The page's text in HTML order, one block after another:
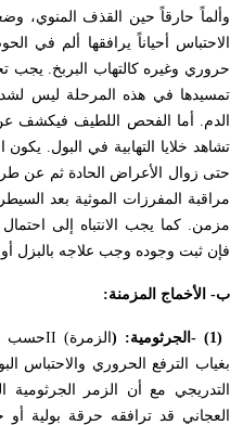
وألماً حارقاً حين القذف المنوي،
الاحتباس أحياناً يرافقها ألم في
حروري وغيره كالتهاب البربخ.
تمسيدها في هذه المرحلة ليس
الدم. أما الفحص اللطيف فيكشف
تشاهد خلايا التهابية في البول.
مراقبة المفرزات الموثية بعد
مزمن. كما يجب الانتباه إلى
فإن ثبت وجوده وجب علاجه بالبزل أو
ب- الأخماج المزمنة:
- (1) الجرثومية: ( الزمرة(
IIحسب
بغياب الترفع الحروري والاحتباس
التدريجي مع أن الزمر الجرثومية
العجاني قد ترافقه حرقة بولية